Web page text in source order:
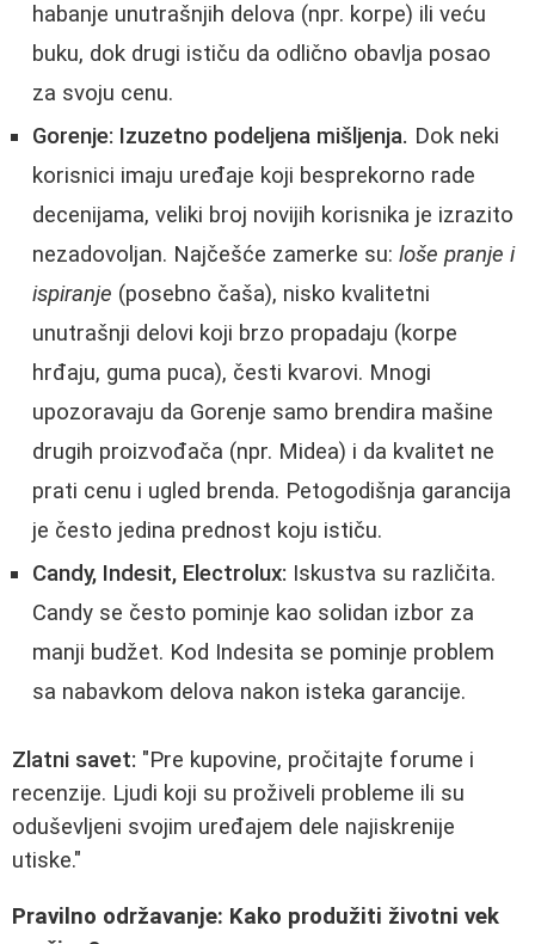
habanje unutrašnjih delova (npr. korpe) ili veću
buku, dok drugi ističu da odlično obavlja posao
za svoju cenu.
Gorenje: Izuzetno podeljena mišljenja. Dok neki
korisnici imaju uređaje koji besprekorno rade
decenijama, veliki broj novijih korisnika je izrazito
nezadovoljan. Najčešće zamerke su: loše pranje i
ispiranje (posebno čaša), nisko kvalitetni
unutrašnji delovi koji brzo propadaju (korpe
hrđaju, guma puca), česti kvarovi. Mnogi
upozoravaju da Gorenje samo brendira mašine
drugih proizvođača (npr. Midea) i da kvalitet ne
prati cenu i ugled brenda. Petogodišnja garancija
je često jedina prednost koju ističu.
Candy, Indesit, Electrolux: Iskustva su različita.
Candy se često pominje kao solidan izbor za
manji budžet. Kod Indesita se pominje problem
sa nabavkom delova nakon isteka garancije.
Zlatni savet: "Pre kupovine, pročitajte forume i
recenzije. Ljudi koji su proživeli probleme ili su
oduševljeni svojim uređajem dele najiskrenije
utiske."
Pravilno održavanje: Kako produžiti životni vek